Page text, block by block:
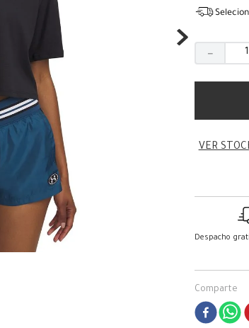
－
VER
Despacho
Comparte